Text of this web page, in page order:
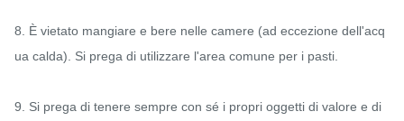
8. È vietato mangiare e bere nelle camere (ad eccezione dell'acq
ua calda). Si prega di utilizzare l'area comune per i pasti.
9. Si prega di tenere sempre con sé i propri oggetti di valore e di